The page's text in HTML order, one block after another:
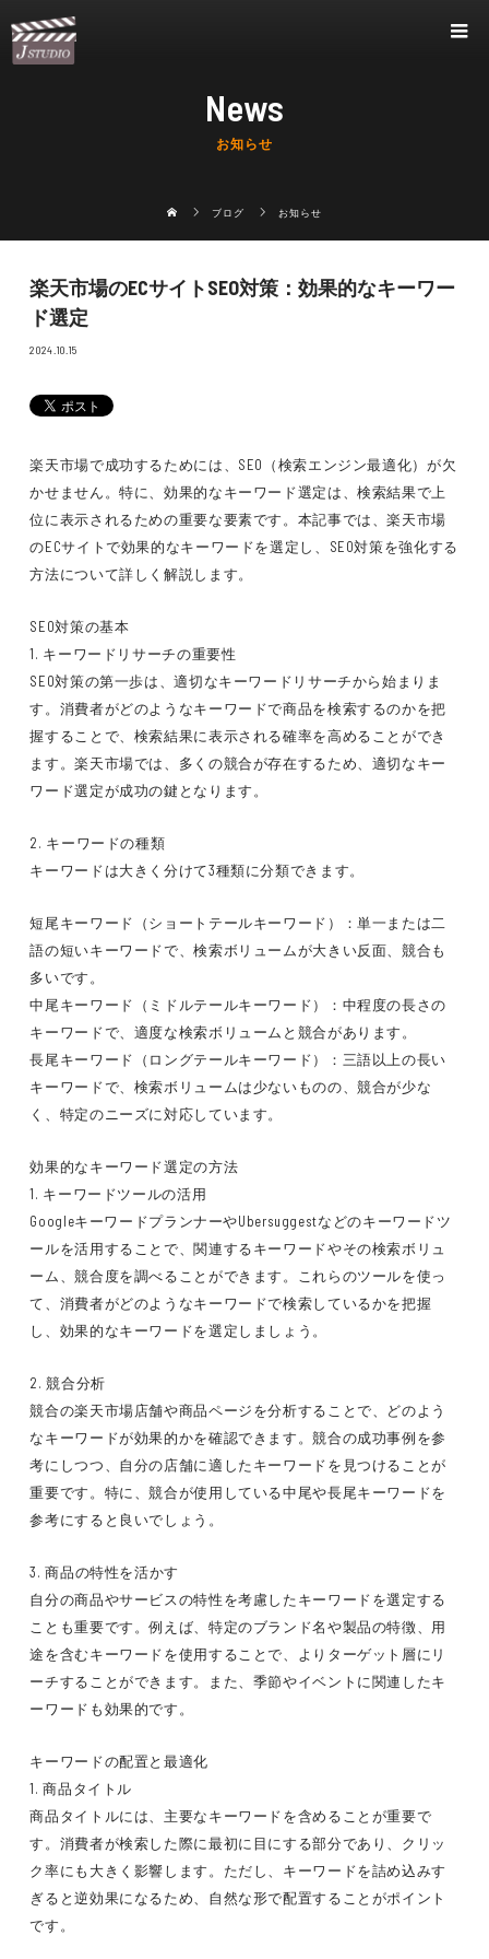
News
お知らせ
ブログ お知らせ
楽天市場のECサイトSEO対策：効果的なキーワー
ド選定
2024.10.15
楽天市場で成功するためには、SEO（検索エンジン最適化）が欠
かせません。特に、効果的なキーワード選定は、検索結果で上
位に表示されるための重要な要素です。本記事では、楽天市場
のECサイトで効果的なキーワードを選定し、SEO対策を強化する
方法について詳しく解説します。
SEO対策の基本
1. キーワードリサーチの重要性
SEO対策の第一歩は、適切なキーワードリサーチから始まりま
す。消費者がどのようなキーワードで商品を検索するのかを把
握することで、検索結果に表示される確率を高めることができ
ます。楽天市場では、多くの競合が存在するため、適切なキー
ワード選定が成功の鍵となります。
2. キーワードの種類
キーワードは大きく分けて3種類に分類できます。
短尾キーワード（ショートテールキーワード）：単一または二
語の短いキーワードで、検索ボリュームが大きい反面、競合も
多いです。
中尾キーワード（ミドルテールキーワード）：中程度の長さの
キーワードで、適度な検索ボリュームと競合があります。
長尾キーワード（ロングテールキーワード）：三語以上の長い
キーワードで、検索ボリュームは少ないものの、競合が少な
く、特定のニーズに対応しています。
効果的なキーワード選定の方法
1. キーワードツールの活用
GoogleキーワードプランナーやUbersuggestなどのキーワードツ
ールを活用することで、関連するキーワードやその検索ボリュ
ーム、競合度を調べることができます。これらのツールを使っ
て、消費者がどのようなキーワードで検索しているかを把握
し、効果的なキーワードを選定しましょう。
2. 競合分析
競合の楽天市場店舗や商品ページを分析することで、どのよう
なキーワードが効果的かを確認できます。競合の成功事例を参
考にしつつ、自分の店舗に適したキーワードを見つけることが
重要です。特に、競合が使用している中尾や長尾キーワードを
参考にすると良いでしょう。
3. 商品の特性を活かす
自分の商品やサービスの特性を考慮したキーワードを選定する
ことも重要です。例えば、特定のブランド名や製品の特徴、用
途を含むキーワードを使用することで、よりターゲット層にリ
ーチすることができます。また、季節やイベントに関連したキ
ーワードも効果的です。
キーワードの配置と最適化
1. 商品タイトル
商品タイトルには、主要なキーワードを含めることが重要で
す。消費者が検索した際に最初に目にする部分であり、クリッ
ク率にも大きく影響します。ただし、キーワードを詰め込みす
ぎると逆効果になるため、自然な形で配置することがポイント
です。